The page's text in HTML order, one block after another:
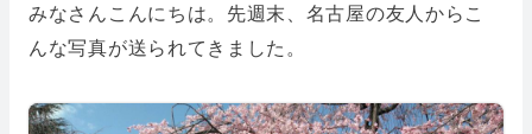
みなさんこんにちは。先週末、名古屋の友人からこ
んな写真が送られてきました。